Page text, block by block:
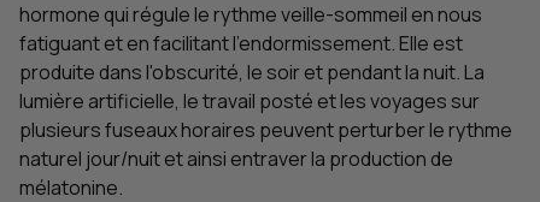
hormone qui régule le rythme veille-sommeil en nous
fatiguant et en facilitant l'endormissement. Elle est
produite dans l'obscurité, le soir et pendant la nuit. La
lumière artificielle, le travail posté et les voyages sur
plusieurs fuseaux horaires peuvent perturber le rythme
naturel jour/nuit et ainsi entraver la production de
mélatonine.